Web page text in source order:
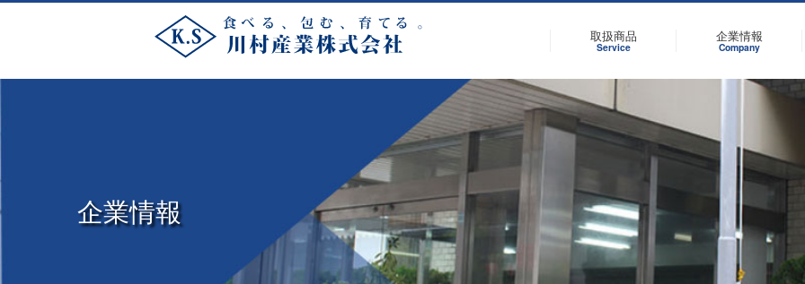
取扱商品
Service
でん粉 食品関連 合成樹脂関連
企業情報
Company
企業概要 営業所一覧 代表メッセージ
企業情報